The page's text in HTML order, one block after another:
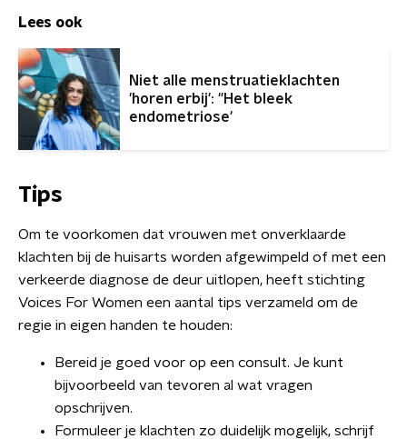
Lees ook
Niet alle menstruatieklachten
'horen erbij': "Het bleek
endometriose'
Tips
Om te voorkomen dat vrouwen met onverklaarde
klachten bij de huisarts worden afgewimpeld of met een
verkeerde diagnose de deur uitlopen, heeft stichting
Voices For Women een aantal tips verzameld om de
regie in eigen handen te houden:
Bereid je goed voor op een consult. Je kunt
bijvoorbeeld van tevoren al wat vragen
opschrijven.
Formuleer je klachten zo duidelijk mogelijk, schrijf